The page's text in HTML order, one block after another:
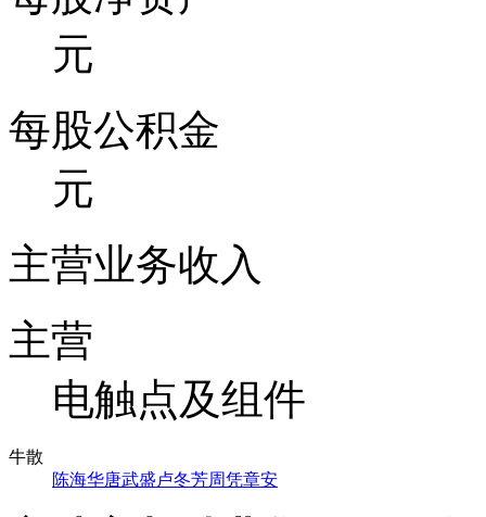
元
每股公积金
元
主营业务收入
主营
电触点及组件
牛散
陈海华唐武盛卢冬芳周凭章安